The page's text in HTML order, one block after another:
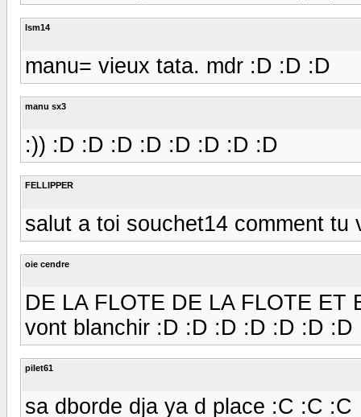
lsm14
manu= vieux tata. mdr :D :D :D
manu sx3
:)) :D :D :D :D :D :D :D :D
FELLIPPER
salut a toi souchet14 comment tu
oie cendre
DE LA FLOTE DE LA FLOTE ET
vont blanchir :D :D :D :D :D :D :D
pilet61
sa dborde dja ya d place :C :C :C